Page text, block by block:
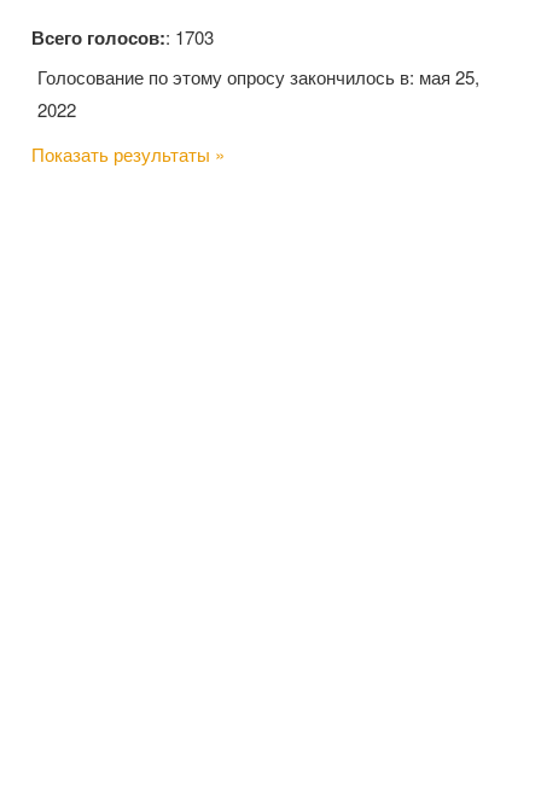
Всего голосов:: 1703
Голосование по этому опросу закончилось в: мая 25,
2022
Показать результаты »